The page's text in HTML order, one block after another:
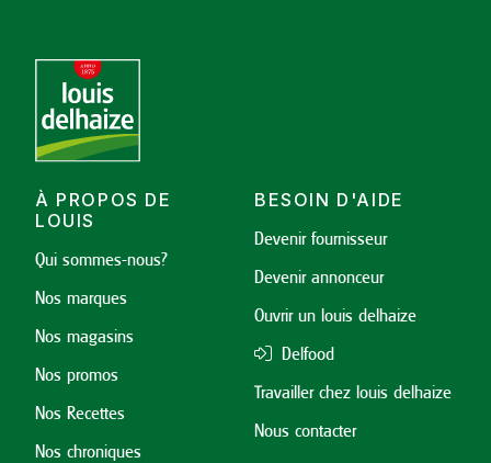
À PROPOS DE
LOUIS
Qui sommes-nous?
Nos marques
Nos magasins
Nos promos
Nos Recettes
Nos chroniques
BESOIN D'AIDE
Devenir fournisseur
Devenir annonceur
Ouvrir un louis delhaize
Delfood
Travailler chez louis delhaize
Nous contacter